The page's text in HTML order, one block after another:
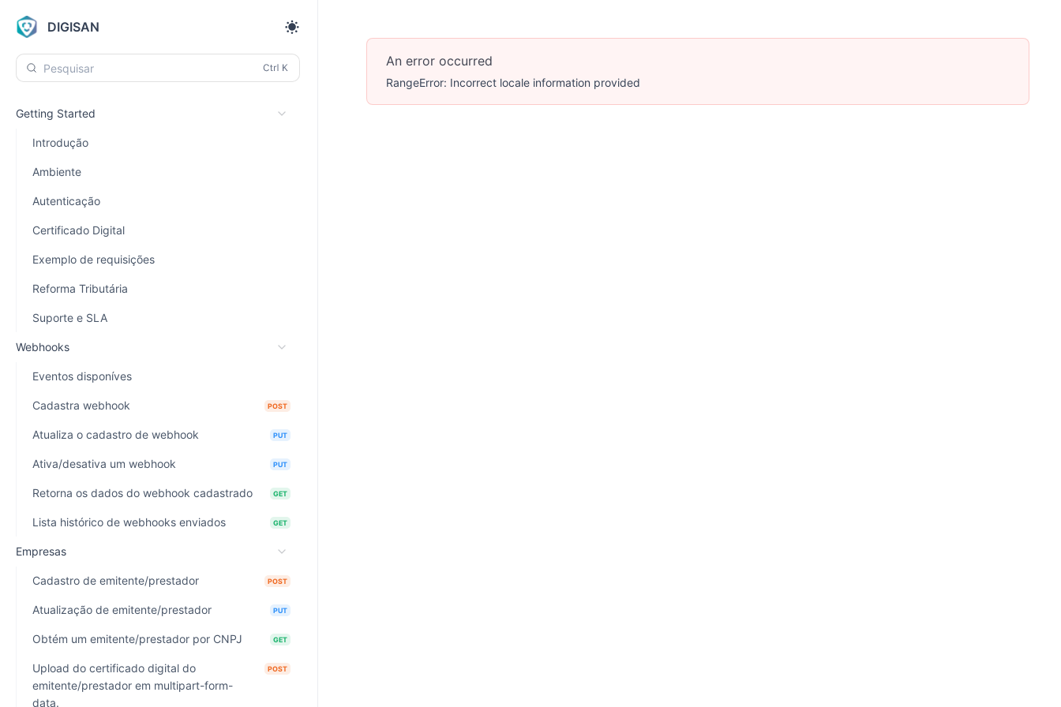
DIGISAN
Pesquisar
Getting Started
Introdução
Ambiente
Autenticação
Certificado Digital
Exemplo de requisições
Reforma Tributária
Suporte e SLA
Webhooks
Eventos disponíves
Cadastra webhook POST
Atualiza o cadastro de webhook PUT
Ativa/desativa um webhook PUT
Retorna os dados do webhook cadastrado GET
Lista histórico de webhooks enviados GET
Empresas
Cadastro de emitente/prestador POST
Atualização de emitente/prestador PUT
Obtém um emitente/prestador por CNPJ GET
Upload do certificado digital do
emitente/prestador em multipart-form-
data.
POST
An error occurred
RangeError: Incorrect locale information provided